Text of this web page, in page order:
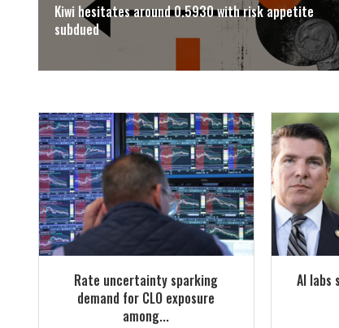
Kiwi hesitates around 0.5930 with risk appetite
subdued
Rate uncertainty sparking
demand for CLO exposure
among...
AI labs